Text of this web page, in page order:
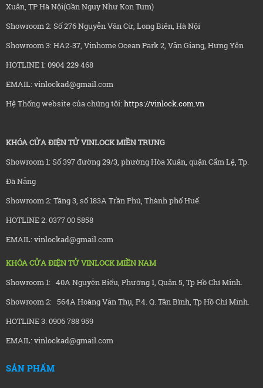
Xuân, TP Hà Nội(Gần Nguy Như Kon Tum)
Showroom 2: Số 276 Nguyễn Văn Cừ, Long Biên, Hà Nội
Showroom 3: HA2-37, Vinhome Ocean Park 2, Văn Giang, Hưng Yên
HOTLINE 1: 0904 229 468
EMAIL: vinlockad@gmail.com
Hệ Thống website của chúng tôi:https://vinlock.com.vn
KHÓA CỬA ĐIỆN TỬ VINLOCK MIỀN TRUNG
Showroom 1: Số 397 đường 29/3, phường Hòa Xuân, quận Cẩm Lệ, Tp.
Đà Nẵng
Showroom 2: Tầng 3, số 183A Trần Phú, Thành phố Huế.
HOTLINE 2: 0377 00 5858
EMAIL: vinlockad@gmail.com
KHÓA CỬA ĐIỆN TỬ VINLOCK MIỀN NAM
Showroom 1: 40A Nguyễn Biểu, Phường 1, Quận 5, Tp Hồ Chí Minh.
Showroom 2: 564A Hoàng Văn Thụ, P.4. Q. Tân Bình, Tp Hồ Chí Minh.
HOTLINE 3: 0906 788 959
EMAIL: vinlockad@gmail.com
SẢN PHẨM